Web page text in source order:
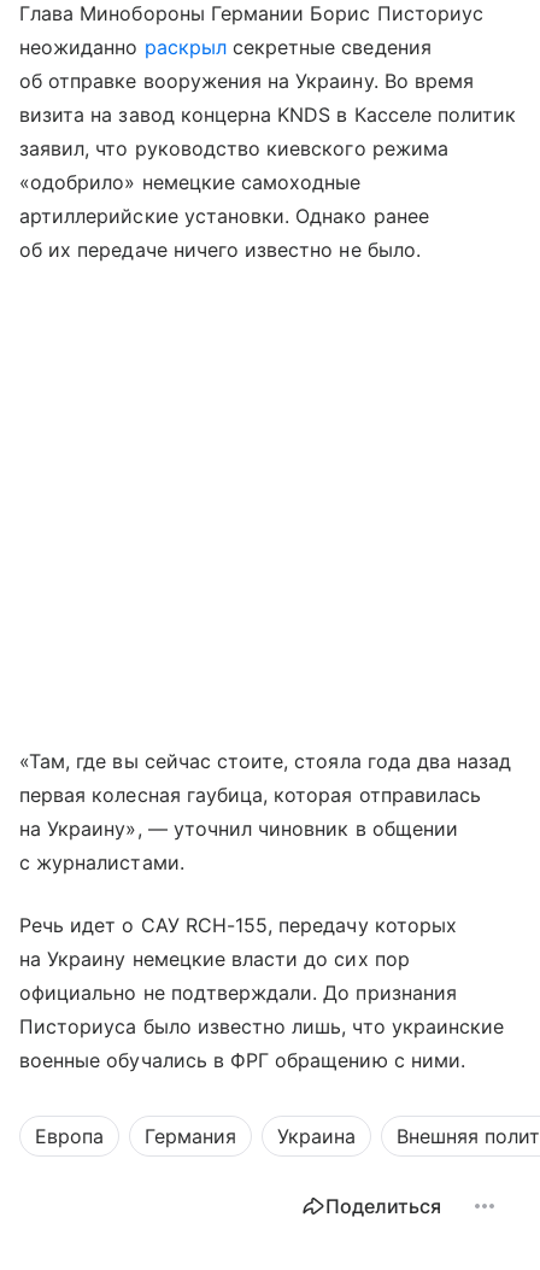
Глава Минобороны Германии Борис Писториус
неожиданно раскрылсекретные сведения
об отправке вооружения на Украину. Во время
визита на завод концерна KNDS в Касселе политик
заявил, что руководство киевского режима
«одобрило» немецкие самоходные
артиллерийские установки. Однако ранее
об их передаче ничего известно не было.
«Там, где вы сейчас стоите, стояла года два назад
первая колесная гаубица, которая отправилась
на Украину», — уточнил чиновник в общении
с журналистами.
Речь идет о САУ RCH-155, передачу которых
на Украину немецкие власти до сих пор
официально не подтверждали. До признания
Писториуса было известно лишь, что украинские
военные обучались в ФРГ обращению с ними.
Европа Германия Украина Внешняя
Поделиться